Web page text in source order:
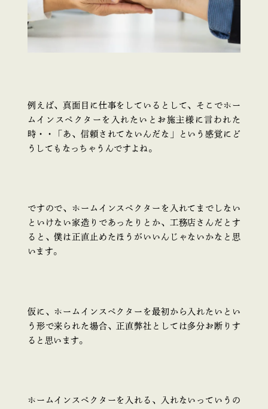
例えば、真面目に仕事をしているとして、そこでホー
ムインスペクターを入れたいとお施主様に言われた
時・・「あ、信頼されてないんだな」という感覚にど
うしてもなっちゃうんですよね。
ですので、ホームインスペクターを入れてまでしない
といけない家造りであったりとか、工務店さんだとす
ると、僕は正直止めたほうがいいんじゃないかなと思
います。
仮に、ホームインスペクターを最初から入れたいとい
う形で来られた場合、正直弊社としては多分お断りす
ると思います。
ホームインスペクターを入れる、入れないっていうの